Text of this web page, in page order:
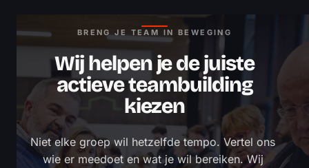
BRENG JE TEAM IN BEWEGING
Wij helpen je de juiste
actieve teambuilding
kiezen
Niet elke groep wil hetzelfde tempo. Vertel ons
wie er meedoet en wat je wil bereiken. Wij